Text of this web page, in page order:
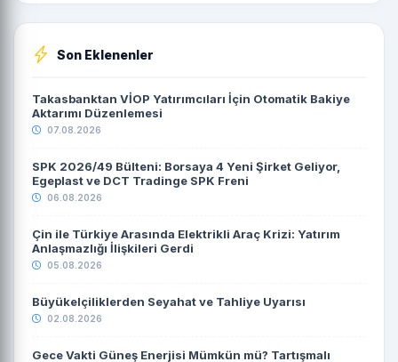
Son Eklenenler
Takasbanktan VİOP Yatırımcıları İçin Otomatik Bakiye
Aktarımı Düzenlemesi
07.08.2026
SPK 2026/49 Bülteni: Borsaya 4 Yeni Şirket Geliyor,
Egeplast ve DCT Tradinge SPK Freni
06.08.2026
Çin ile Türkiye Arasında Elektrikli Araç Krizi: Yatırım
Anlaşmazlığı İlişkileri Gerdi
05.08.2026
Büyükelçiliklerden Seyahat ve Tahliye Uyarısı
02.08.2026
Gece Vakti Güneş Enerjisi Mümkün mü? Tartışmalı